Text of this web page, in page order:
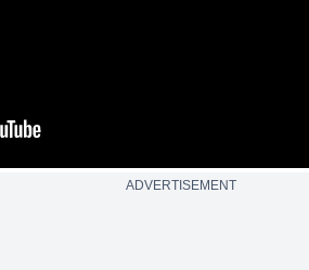
ADVERTISEMENT